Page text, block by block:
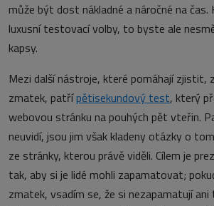
může být dost nákladné a náročné na čas.
luxusní testovací volby, to byste ale
kapsy.
Mezi další nástroje, které pomáhají zjistit,
zmatek, patřípětisekundový test, který
webovou stránku na pouhých pět vteřin.
neuvidí, jsou jim však kladeny otázky o
ze stránky, kterou právě viděli. Cílem je
tak, aby si je lidé mohli zapamatovat;
zmatek, vsadím se, že si nezapamatují